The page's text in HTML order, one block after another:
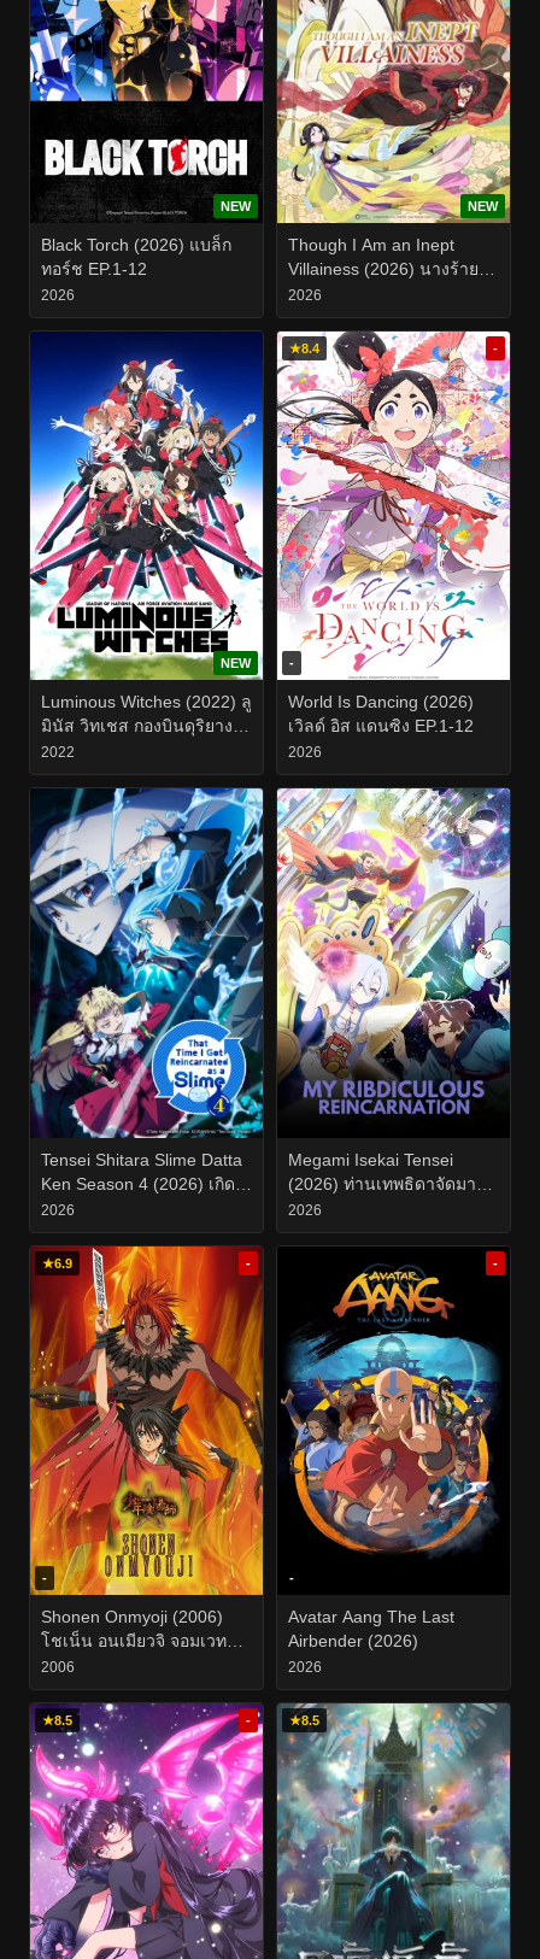
NEW
Black Torch (2026) แบล็ก
ทอร์ช EP.1-12
2026
NEW
Though I Am an Inept
Villainess (2026) นางร้ายมือ
ใหม่ เป็นกำลังใจให้ด้วยนะ
เจ้าคะ EP.1-11
2026
NEW
Luminous Witches (2022) ลู
มินัส วิทเชส กองบินดุริยางค์
เวทมนตร์ EP.1-12
2022
★8.4 -
-
World Is Dancing (2026)
เวิลด์ อิส แดนซิง EP.1-12
2026
Tensei Shitara Slime Datta
Ken Season 4 (2026) เกิด
ใหม่ทั้งทีก็เป็นสไลม์ไปซะ
แล้ว ซีซั่น 4 EP.1-24
2026
Megami Isekai Tensei
(2026) ท่านเทพธิดาจัดมา
ผมก็จัดไป ขอเกิดใหม่เป็น
ซี่โครงผู้กล้าละกันครับ EP.1-
2026
★6.9 -
-
Shonen Onmyoji (2006)
โชเน็น อนเมียวจิ จอมเวท
ปราบมาร EP.1-26
2006
-
-
Avatar Aang The Last
Airbender (2026)
2026
★8.5 - ★8.5